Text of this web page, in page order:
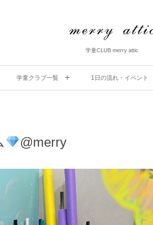
学童CLUB merry attic
学童クラブ一覧 1⽇の流れ・イベント
@merry